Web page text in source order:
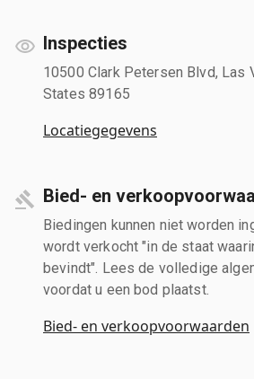
Inspecties
10500 Clark Petersen Blvd, Las
States 89165
Locatiegegevens
Bied- en
Biedingen kunnen niet worden
wordt verkocht "in de staat
bevindt". Lees de volledige
voordat u een bod plaatst.
Bied- en verkoopvoorwaarden